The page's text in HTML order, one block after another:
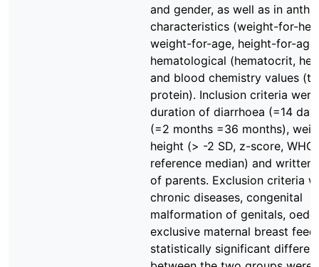
and gender, as well as in
characteristics (weight-for-
weight-for-age, height-for-
hematological (hematocrit,
and blood chemistry values
protein). Inclusion criteria
duration of diarrhoea (=14
(=2 months =36 months),
height (> -2 SD, z-score,
reference median) and written
of parents. Exclusion criteria
chronic diseases, congenital
malformation of genitals,
exclusive maternal breast
statistically significant